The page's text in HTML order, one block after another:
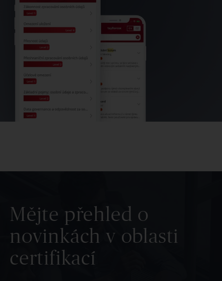
Mějte přehled o
novinkách v oblasti
certifikací